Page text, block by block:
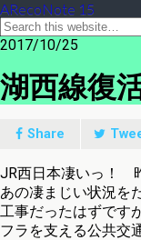
ARecoNote 15
2017/10/25
湖西線復
Share
JR西日本凄いっ！
あの凄まじい状況を
工事だったはずです
フラを支える公共交